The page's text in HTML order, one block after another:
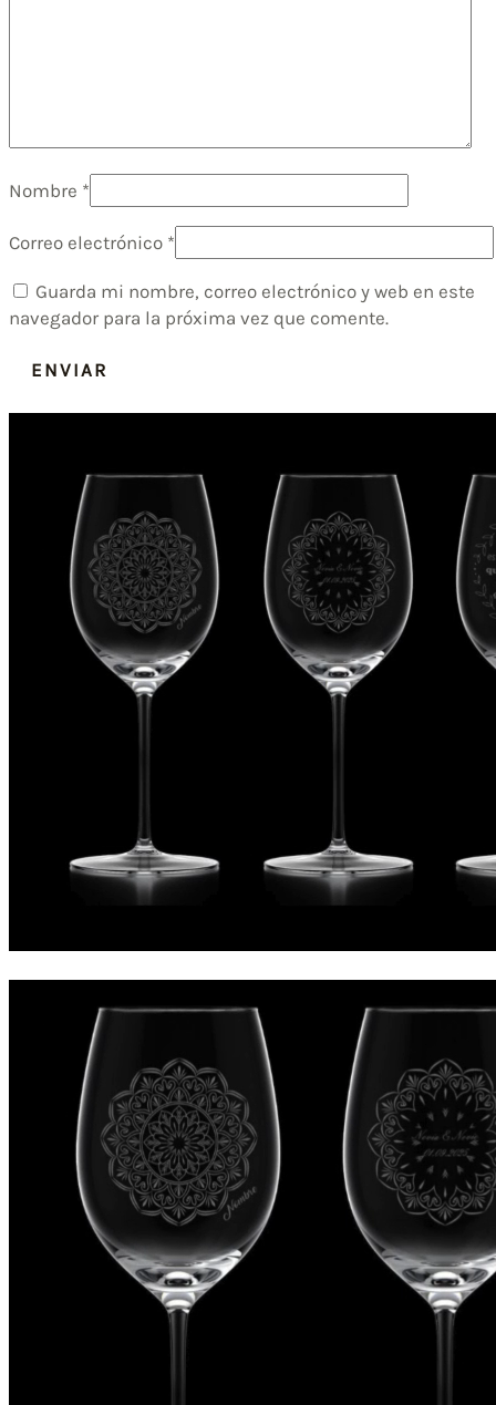
Nombre *
Correo electrónico *
Guarda mi nombre, correo electrónico y web en este
navegador para la próxima vez que comente.